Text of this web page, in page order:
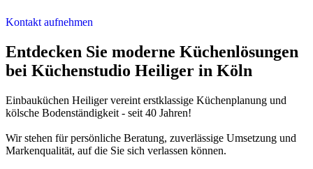
Kontakt aufnehmen
Entdecken Sie moderne Küchenlösungen
bei Küchenstudio Heiliger in Köln
Einbauküchen Heiliger vereint erstklassige Küchenplanung und
kölsche Bodenständigkeit - seit 40 Jahren!
Wir stehen für persönliche Beratung, zuverlässige Umsetzung und
Markenqualität, auf die Sie sich verlassen können.